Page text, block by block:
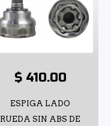
$ 410.00
ESPIGA LADO
RUEDA SIN ABS DE